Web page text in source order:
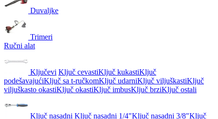
Duvaljke
Trimeri
Ručni alat
Ključevi Ključ cevastiKljuč kukastiKljuč
podešavajućiKljuč sa t-ručkomKljuč udarniKljuč viljuškastiKljuč
viljuškasto okastiKljuč okastiKljuč imbusKljuč brziKljuč ostali
Ključ nasadni Ključ nasadni 1/4"Ključ nasadni 3/8"Ključ